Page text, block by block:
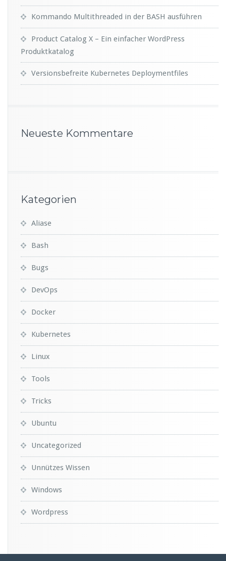
Kommando Multithreaded in der BASH ausführen
Product Catalog X – Ein einfacher WordPress
Produktkatalog
Versionsbefreite Kubernetes Deploymentfiles
Neueste Kommentare
Kategorien
Aliase
Bash
Bugs
DevOps
Docker
Kubernetes
Linux
Tools
Tricks
Ubuntu
Uncategorized
Unnützes Wissen
Windows
Wordpress